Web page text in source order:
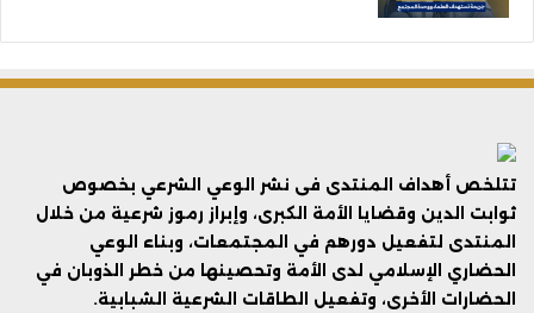
تتلخص أهداف المنتدى فى نشر الوعي الشرعي بخصوص
ثوابت الدين وقضايا الأمة الكبرى، وإبراز رموز شرعية من خلال
المنتدى لتفعيل دورهم في المجتمعات، وبناء الوعي
الحضاري الإسلامي لدى الأمة وتحصينها من خطر الذوبان في
الحضارات الأخرى، وتفعيل الطاقات الشرعية الشبابية.